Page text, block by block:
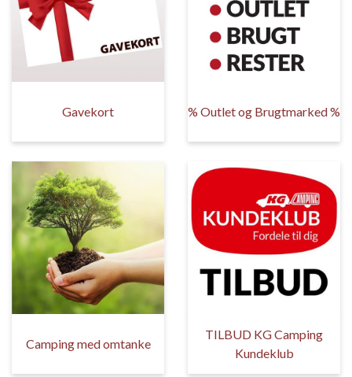
Gavekort % Outlet og Brugtmarked %
Camping med omtanke
TILBUD KG Camping
Kundeklub